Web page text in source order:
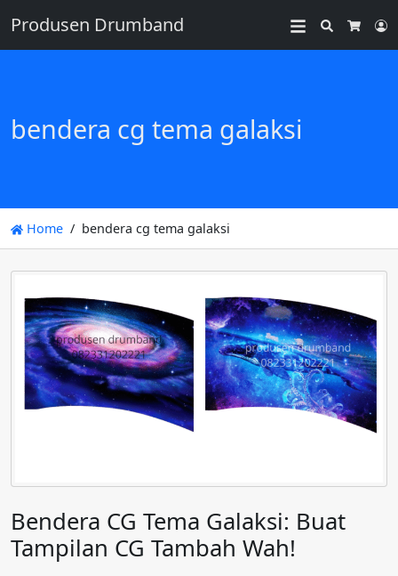
Produsen Drumband
Search
bendera cg tema galaksi
Home bendera cg tema galaksi
Bendera CG Tema Galaksi: Buat
Tampilan CG Tambah Wah!